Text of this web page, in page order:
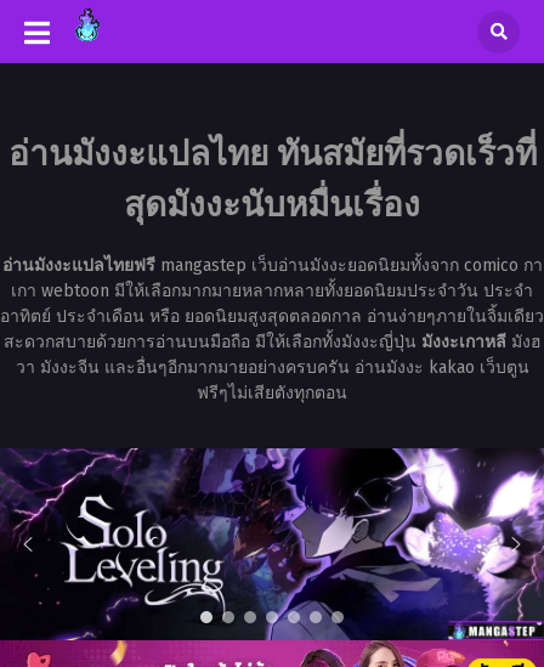
อ่านมังงะแปลไทย ทันสมัยที่รวดเร็วที่
สุดมังงะนับหมื่นเรื่อง
อ่านมังงะแปลไทยฟรีmangastep เว็บอ่านมังงะยอดนิยมทั้งจาก comico กา
เกา webtoon มีให้เลือกมากมายหลากหลายทั้งยอดนิยมประจำวัน ประจำ
อาทิตย์ ประจำเดือน หรือ ยอดนิยมสูงสุดตลอดกาล อ่านง่ายๆภายในจิ้มเดียว
สะดวกสบายด้วยการอ่านบนมือถือ มีให้เลือกทั้งมังงะญี่ปุ่น มังงะเกาหลีมังฮ
วา มังงะจีน และอื่นๆอีกมากมายอย่างครบครัน อ่านมังงะ kakao เว็บตูน
ฟรีๆไม่เสียตังทุกตอน